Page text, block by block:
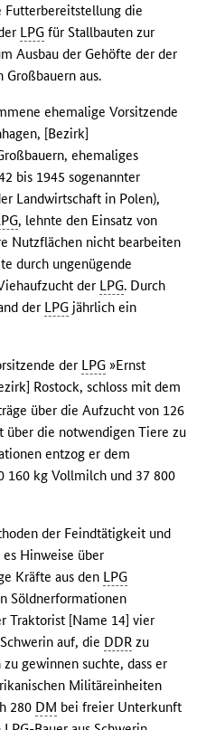
Futterbereitstellung die
LPG für Stallbauten zur
Ausbau der Gehöfte der der
aus.
ehemalige Vorsitzende
[Bezirk]
ehemaliges
bis 1945 sogenannter
Landwirtschaft in Polen),
, lehnte den Einsatz von
Nutzflächen nicht bearbeiten
durch ungenügende
der LPG. Durch
der LPG jährlich ein
der LPG »Ernst
Rostock, schloss mit dem
über die Aufzucht von 126
über die notwendigen Tiere zu
entzog er dem
160 kg Vollmilch und 37 800
der Feindtätigkeit und
Hinweise über
Kräfte aus den LPG
Söldnerformationen
Traktorist [Name 14] vier
auf, die DDR zu
gewinnen suchte, dass er
Militäreinheiten
280 DM bei freier Unterkunft